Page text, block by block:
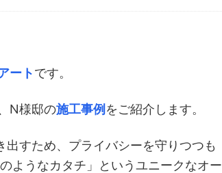
ートです。
N様邸の施工事例をご紹介します。
すため、プライバシーを守りつつも
ようなカタチ」というユニークなオー